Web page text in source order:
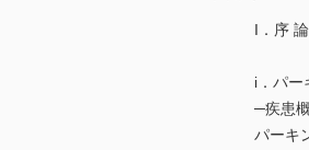
I．序 論
i．パー
─疾患
パーキ